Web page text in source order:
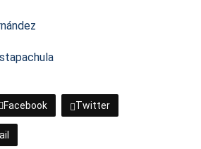
tapachula
Facebook Twitter